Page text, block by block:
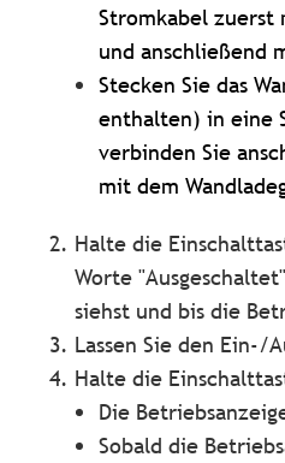
Stromkabel
und anschließend
Stecken Sie das
enthalten) in eine
verbinden Sie
mit dem
Halte die
Worte
siehst und bis die
Lassen Sie den Ein-/
Halte die
Die
Sobald die